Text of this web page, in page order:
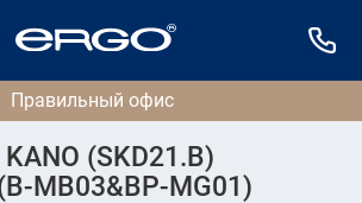
(SKD21.B)
MB03&BP-MG01)